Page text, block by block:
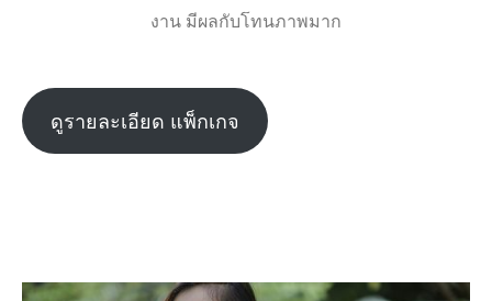
งาน มีผลกับโทนภาพมาก
ดูรายละเอียด แพ็กเกจ